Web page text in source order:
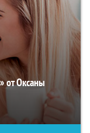
от Оксаны